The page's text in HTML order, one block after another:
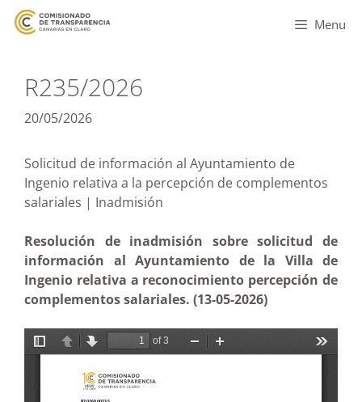
Menu
R235/2026
20/05/2026
Solicitud de información al Ayuntamiento de
Ingenio relativa a la percepción de complementos
salariales | Inadmisión
Resolución de inadmisión sobre solicitud de
información al Ayuntamiento de la Villa de
Ingenio relativa a reconocimiento percepción de
complementos salariales. (13-05-2026)